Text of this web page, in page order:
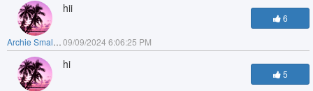
Archie Smallwood
hii
09/09/2024 6:06:25 PM
6
hi
5